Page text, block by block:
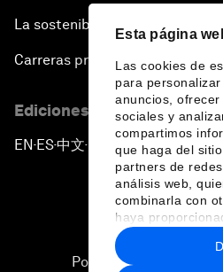
Esta página
Las cookies de
para
anuncios,
sociales y
compartimos
que haga del
partners de
análisis web,
combinarla con
haya
recopilado a
hecho de sus
La sostenibilidad en el Foro
Carreras profesionales
Ediciones en otros idiomas
EN ▪ES▪中文▪ 日本語
Política de privacidad